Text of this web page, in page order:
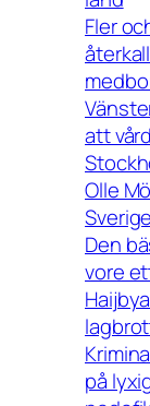
Fler
att
Olle
Den
vore
på